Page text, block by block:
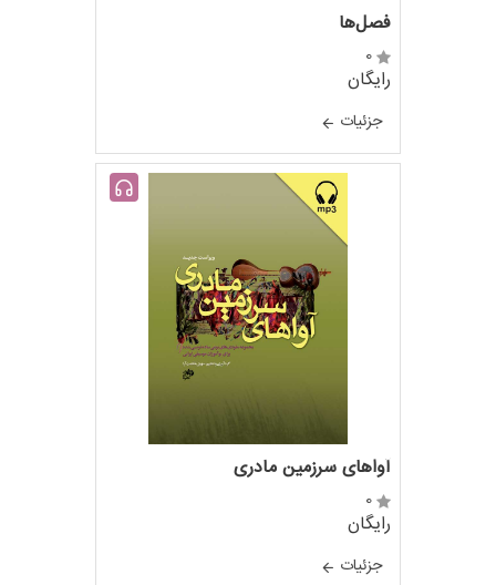
فصل‌ها
0
رایگان
جزئيات
آواهای سرزمین مادری
0
رایگان
جزئيات